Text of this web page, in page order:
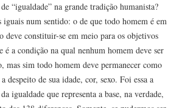
“igualdade” na grande tradição humanista?
iguais num sentido: o de que todo homem é em
deve constituir-se em meio para os objetivos
é a condição na qual nenhum homem deve ser
mas sim todo homem deve permanecer como
despeito de sua idade, cor, sexo. Foi essa a
igualdade que representa a base, na verdade,